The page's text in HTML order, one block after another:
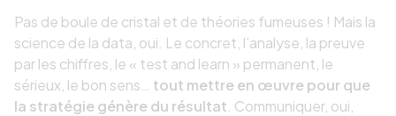
Pas de boule de cristal et de théories fumeuses ! Mais la
science de la data, oui. Le concret, l’analyse, la preuve
par les chiffres, le « test and learn » permanent, le
sérieux, le bon sens… tout mettre en œuvre pour que
la stratégie génère du résultat . Communiquer, oui,